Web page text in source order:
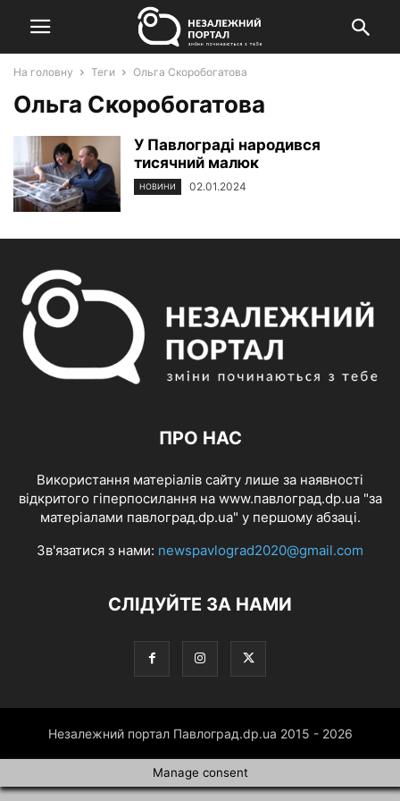
На головну Теги Ольга Скоробогатова
Ольга Скоробогатова
У Павлограді народився
тисячний малюк
НОВИНИ 02.01.2024
ПРО НАС
Використання матеріалів сайту лише за наявності
відкритого гіперпосилання на www.павлоград.dp.ua "за
матеріалами павлоград.dp.ua" у першому абзаці.
Зв'язатися з нами: newspavlograd2020@gmail.com
СЛІДУЙТЕ ЗА НАМИ
Незалежний портал Павлоград.dp.ua 2015 - 2026
Manage consent